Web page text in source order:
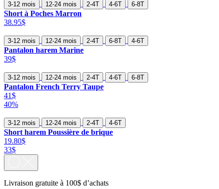
3-12 mois 12-24 mois 2-4T 4-6T 6-8T
Short à Poches Marron
38.95$
3-12 mois 12-24 mois 2-4T 6-8T 4-6T
Pantalon harem Marine
39$
3-12 mois 12-24 mois 2-4T 4-6T 6-8T
Pantalon French Terry Taupe
41$
40%
3-12 mois 12-24 mois 2-4T 4-6T
Short harem Poussière de brique
19.80$
33$
Livraison gratuite à 100$ d’achats